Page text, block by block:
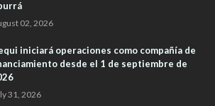
02, 2026
iniciará operaciones como compañía de
desde el 1 de septiembre de
31, 2026